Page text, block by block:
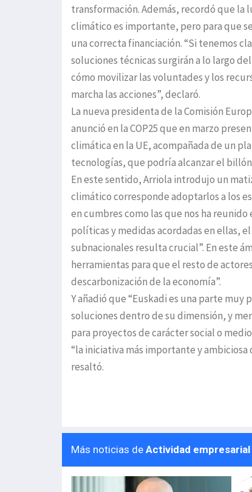
transformación. Además, recordó que la
climático es importante, pero para que
una correcta financiación. “Si tenemos
soluciones técnicas surgirán a lo largo
cómo movilizar las voluntades y los
marcha las acciones”, declaró.
La nueva presidenta de la Comisión
anunció en la COP25 que en marzo
climática en la UE, acompañada de un
tecnologías, que podría alcanzar el billón
En este sentido, Arriola introdujo un
climático corresponde adoptarlos a los
en cumbres como las que nos ha reunido
políticas y medidas acordadas en ellas,
subnacionales resulta crucial”. En este
herramientas para que el resto de
descarbonización de la economía”.
Y añadió que “Euskadi es una parte
soluciones dentro de su dimensión, y
para proyectos de carácter social o
“la iniciativa más importante y
resaltó.
Más noticias de Actividad